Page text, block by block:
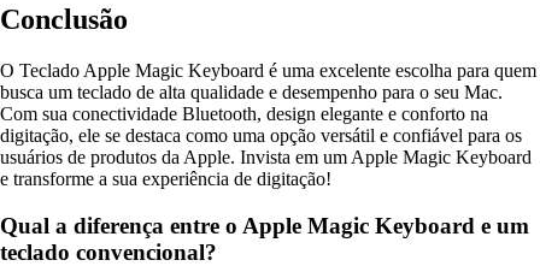
Conclusão
O Teclado Apple Magic Keyboard é uma excelente escolha para quem
busca um teclado de alta qualidade e desempenho para o seu Mac.
Com sua conectividade Bluetooth, design elegante e conforto na
digitação, ele se destaca como uma opção versátil e confiável para os
usuários de produtos da Apple. Invista em um Apple Magic Keyboard
e transforme a sua experiência de digitação!
Qual a diferença entre o Apple Magic Keyboard e um
teclado convencional?